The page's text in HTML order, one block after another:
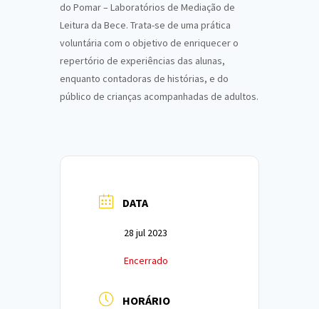
do Pomar – Laboratórios de Mediação de
Leitura da Bece. Trata-se de uma prática
voluntária com o objetivo de enriquecer o
repertório de experiências das alunas,
enquanto contadoras de histórias, e do
público de crianças acompanhadas de adultos.
DATA
28 jul 2023
Encerrado
HORÁRIO